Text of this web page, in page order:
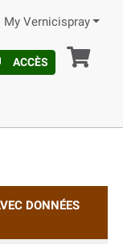
My Vernicispray
ACCÈS
DONNÉES